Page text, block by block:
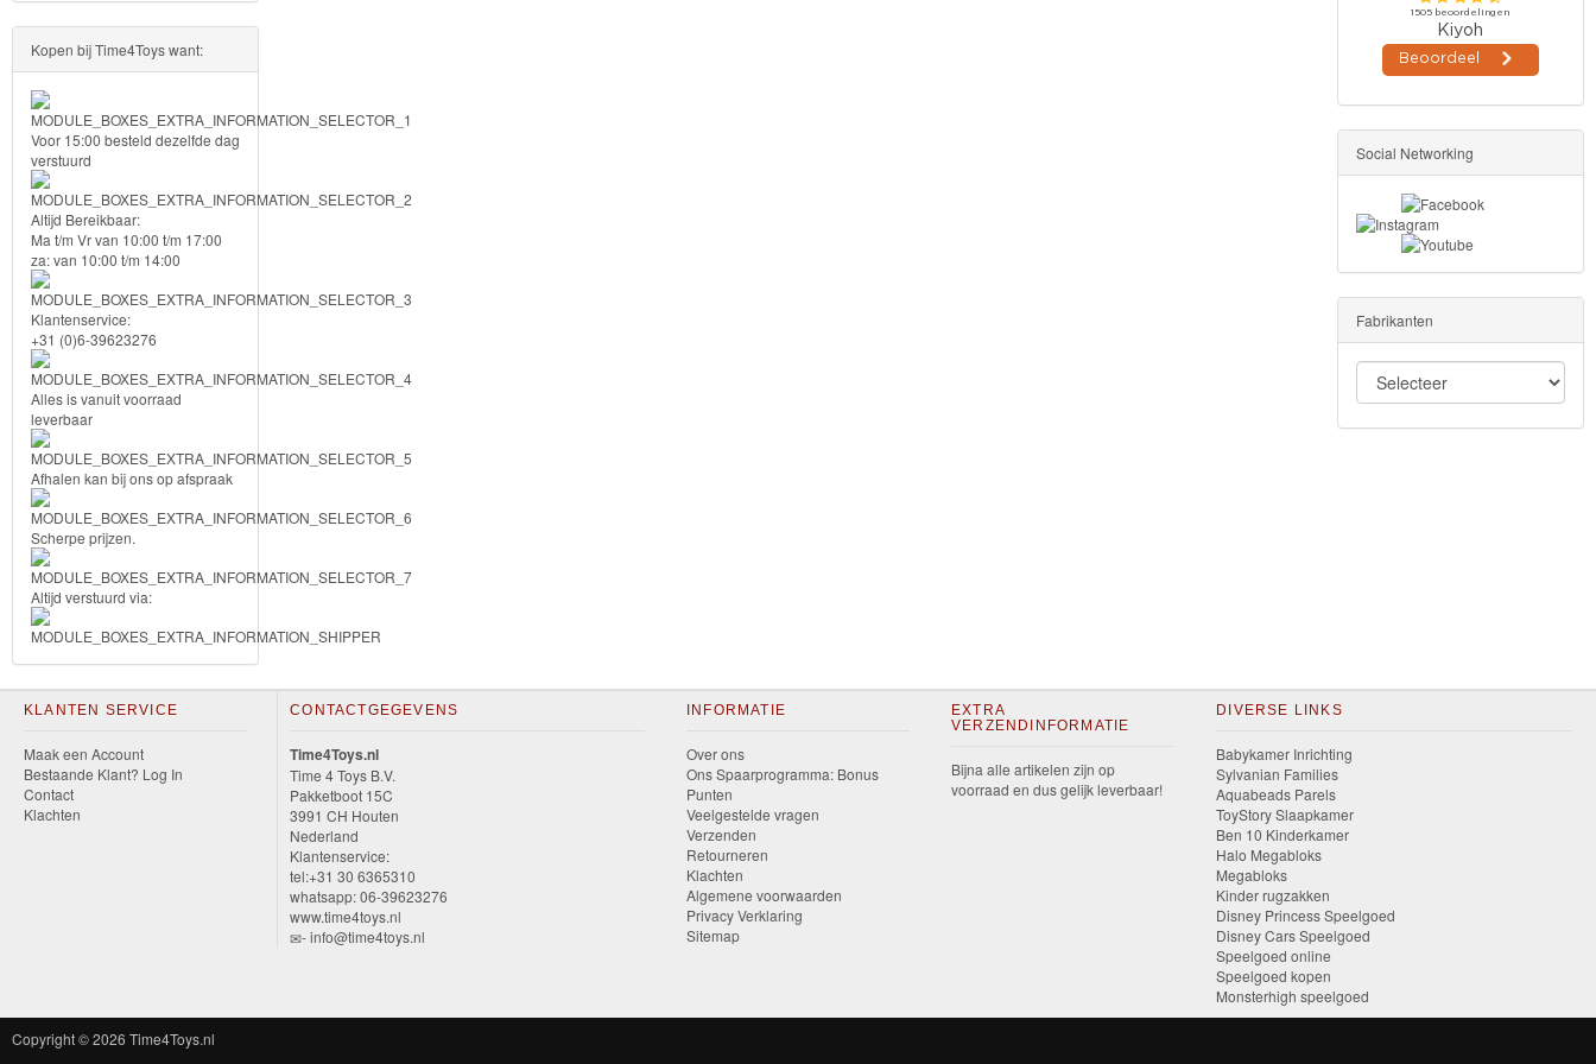
PJ
Masks
Super
Mario
Frozen
Paw
Patrol
Fireman
Sam
Magische
Eenhoorn
Mickey
&
Minnie
Puzzels
Avengers
Forever
Friends
Birds
Kopen bij Time4Toys want:
Voor 15:00 besteld dezelfde dag
verstuurd
Altijd Bereikbaar:
Ma t/m Vr van 10:00 t/m 17:00
za: van 10:00 t/m 14:00
Klantenservice:
+31 (0)6-39623276
Alles is vanuit voorraad
leverbaar
Afhalen kan bij ons op afspraak
Scherpe prijzen.
Altijd verstuurd via:
Social Networking
Fabrikanten
KLANTEN SERVICE
Maak een Account
Bestaande Klant? Log In
Contact
Klachten
CONTACTGEGEVENS
Time4Toys.nl
Time 4 Toys B.V.
Pakketboot 15C
3991 CH Houten
Nederland
Klantenservice:
tel:+31 30 6365310
whatsapp: 06-39623276
www.time4toys.nl
- info@time4toys.nl
INFORMATIE
Over ons
Ons Spaarprogramma: Bonus
Punten
Veelgestelde vragen
Verzenden
Retourneren
Klachten
Algemene voorwaarden
Privacy Verklaring
Sitemap
EXTRA
VERZENDINFORMATIE
Bijna alle artikelen zijn op
voorraad en dus gelijk leverbaar!
DIVERSE LINKS
Babykamer Inrichting
Sylvanian Families
Aquabeads Parels
ToyStory Slaapkamer
Ben 10 Kinderkamer
Halo Megabloks
Megabloks
Kinder rugzakken
Disney Princess Speelgoed
Disney Cars Speelgoed
Speelgoed online
Speelgoed kopen
Monsterhigh speelgoed
Copyright © 2026 Time4Toys.nl